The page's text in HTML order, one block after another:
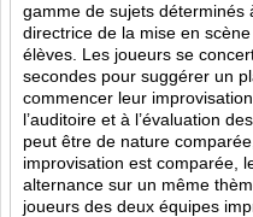
gamme de sujets déterminés
directrice de la mise en
élèves. Les joueurs se
secondes pour suggérer un
commencer leur
l’auditoire et à l’évaluation
peut être de nature
improvisation est comparée,
alternance sur un même
joueurs des deux équipes